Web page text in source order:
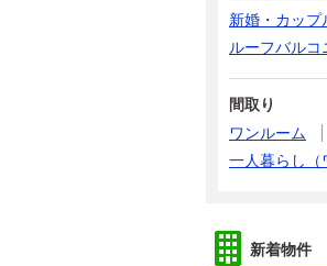
新婚・カップ
ルーフバルコ
間取り
ワンルーム
一人暮らし（
新着物件